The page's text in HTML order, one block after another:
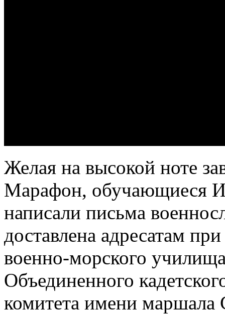
Желая на высокой ноте
Марафон, обучающиеся
написали письма
доставлена адресатам
военно-морского
Объединенного
комитета имени маршала